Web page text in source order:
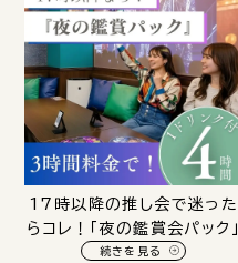
17時以降の推し会で迷った
らコレ！「夜の鑑賞会パック」
続きを見る